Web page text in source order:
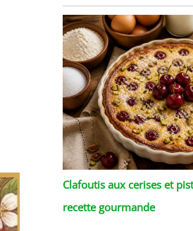
Clafoutis aux cerises et
recette gourmande